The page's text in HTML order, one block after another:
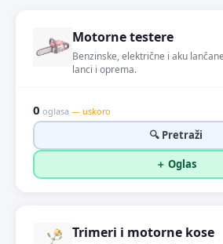
Motorne testere
Benzinske, električne i aku
lanci i oprema.
0 oglasa — uskoro
🔍 Pretraži
＋ Oglas
Trimeri i motorne kose